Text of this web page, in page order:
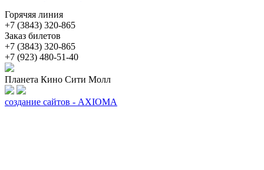
Горячяя линия
+7 (3843) 320-865
Заказ билетов
+7 (3843) 320-865
+7 (923) 480-51-40
Планета Кино Сити Молл
создание сайтов - AXIOMA